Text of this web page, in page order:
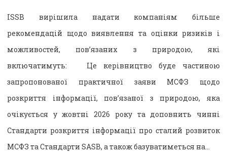
ISSB вирішила надати компаніям більше
рекомендацій щодо виявлення та оцінки ризиків і
можливостей, пов’язаних з природою, які
включатимуть: Це керівництво буде частиною
запропонованої практичної заяви МСФЗ щодо
розкриття інформації, пов’язаної з природою, яка
очікується у жовтні 2026 року та доповнить чинні
Стандарти розкриття інформації про сталий розвиток
МСФЗ та Стандарти SASB, а також базуватиметься на…